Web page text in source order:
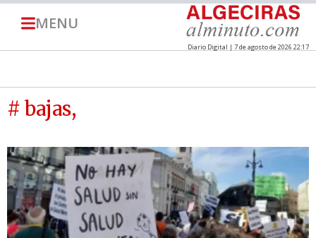
MENU
Diario Digital | 7 de agosto de 2026 22:17
# bajas,